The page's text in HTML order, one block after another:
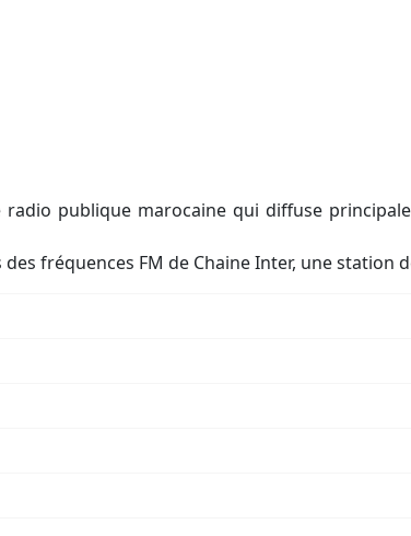
publique marocaine qui diffuse
fréquences FM de Chaine Inter, une station